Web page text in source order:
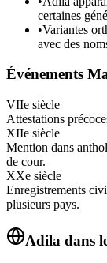
certaines
•Variantes
avec des
Événements
VIIe siècle
Attestations
XIIe siècle
Mention dans
de cour.
XXe siècle
Enregistrements
plusieurs pays.
Adila dans